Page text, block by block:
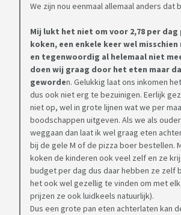
We zijn nou eenmaal allemaal anders dat
Mij lukt het niet om voor 2,78 per
koken, een enkele keer wel
en tegenwoordig al helemaal niet
doen wij graag door het eten maar
geworden. Gelukkig laat ons inkomen
dus ook niet erg te bezuinigen. Eerlijk
niet op, wel in grote lijnen wat we per
boodschappen uitgeven. Als we als
weggaan dan laat ik wel graag eten
bij de gele M of de pizza boer bestellen.
koken de kinderen ook veel zelf en ze
budget per dag dus daar hebben ze zelf
het ook wel gezellig te vinden om met
prijzen ze ook luidkeels natuurlijk).
Dus een grote pan eten achterlaten kan